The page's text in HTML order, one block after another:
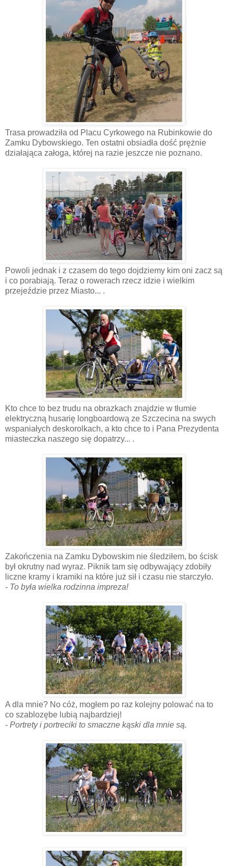
Trasa prowadziła od Placu Cyrkowego na Rubinkowie do
Zamku Dybowskiego. Ten ostatni obsiadła dość prężnie
działająca załoga, której na razie jeszcze nie poznano.
Powoli jednak i z czasem do tego dojdziemy kim oni zacz są
i co porabiają. Teraz o rowerach rzecz idzie i wielkim
przejeździe przez Miasto... .
Kto chce to bez trudu na obrazkach znajdzie w tłumie
elektryczną husarię longboardową ze Szczecina na swych
wspaniałych deskorolkach, a kto chce to i Pana Prezydenta
miasteczka naszego się dopatrzy... .
Zakończenia na Zamku Dybowskim nie śledziłem, bo ścisk
był okrutny nad wyraz. Piknik tam się odbywający zdobiły
liczne kramy i kramiki na które już sił i czasu nie starczyło.
- To była wielka rodzinna impreza!
A dla mnie? No cóż, mogłem po raz kolejny polować na to
co szablozębe lubią najbardziej!
- Portrety i portreciki to smaczne kąski dla mnie są.